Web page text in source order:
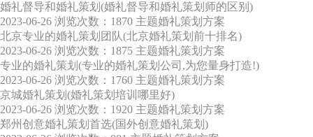
婚礼督导和婚礼策划(婚礼督导和婚礼策划师的区别)
2023-06-26 浏览次数：1870 主题婚礼策划方案
北京专业的婚礼策划团队(北京婚礼策划前十排名)
2023-06-26 浏览次数：1875 主题婚礼策划方案
专业的婚礼策划(专业的婚礼策划公司,为您量身打造!)
2023-06-26 浏览次数：1760 主题婚礼策划方案
京城婚礼策划(婚礼策划培训哪里好)
2023-06-26 浏览次数：1920 主题婚礼策划方案
郑州创意婚礼策划首选(国外创意婚礼策划)